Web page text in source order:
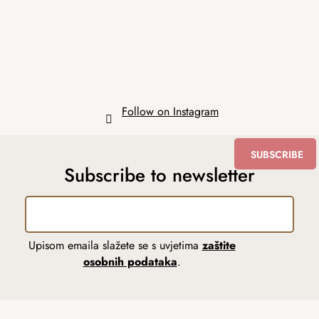
Follow on Instagram
Subscribe to newsletter
Upisom emaila slažete se s uvjetima zaštite
osobnih podataka.
SUBSCRIBE